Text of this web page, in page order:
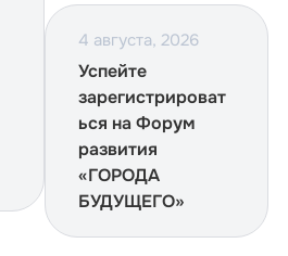
4 августа, 2026
Успейте
зарегистрироват
ься на Форум
развития
«ГОРОДА
БУДУЩЕГО»